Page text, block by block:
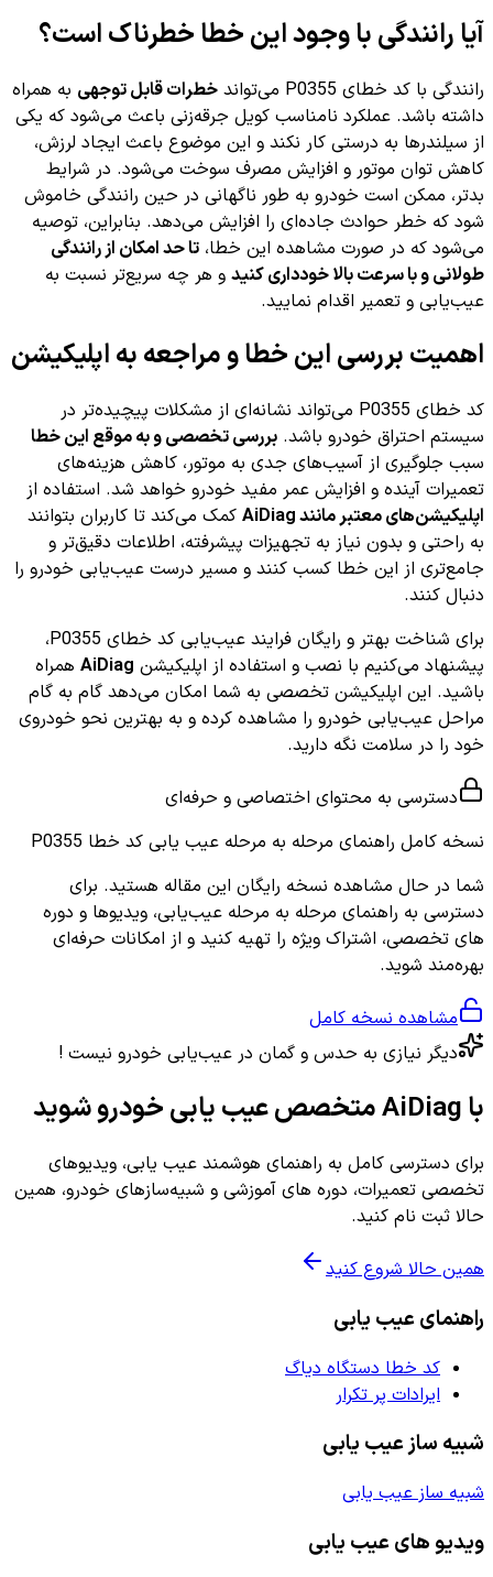
آیا رانندگی با وجود این خطا خطرناک است؟
رانندگی با کد خطای P0355 می‌تواند خطرات قابل توجهی به همراه
داشته باشد. عملکرد نامناسب کویل جرقه‌زنی باعث می‌شود که یکی
از سیلندرها به درستی کار نکند و این موضوع باعث ایجاد لرزش،
کاهش توان موتور و افزایش مصرف سوخت می‌شود. در شرایط
بدتر، ممکن است خودرو به طور ناگهانی در حین رانندگی خاموش
شود که خطر حوادث جاده‌ای را افزایش می‌دهد. بنابراین، توصیه
می‌شود که در صورت مشاهده این خطا، تا حد امکان از رانندگی
طولانی و با سرعت بالا خودداری کنید و هر چه سریع‌تر نسبت به
عیب‌یابی و تعمیر اقدام نمایید.
اهمیت بررسی این خطا و مراجعه به اپلیکیشن
کد خطای P0355 می‌تواند نشانه‌ای از مشکلات پیچیده‌تر در
سیستم احتراق خودرو باشد. بررسی تخصصی و به موقع این خطا
سبب جلوگیری از آسیب‌های جدی به موتور، کاهش هزینه‌های
تعمیرات آینده و افزایش عمر مفید خودرو خواهد شد. استفاده از
اپلیکیشن‌های معتبر مانند AiDiag
کمک می‌کند تا کاربران بتوانند
به راحتی و بدون نیاز به تجهیزات پیشرفته، اطلاعات دقیق‌تر و
جامع‌تری از این خطا کسب کنند و مسیر درست عیب‌یابی خودرو را
دنبال کنند.
برای شناخت بهتر و رایگان فرایند عیب‌یابی کد خطای P0355،
پیشنهاد می‌کنیم با نصب و استفاده از اپلیکیشن AiDiag همراه
باشید. این اپلیکیشن تخصصی به شما امکان می‌دهد گام به گام
مراحل عیب‌یابی خودرو را مشاهده کرده و به بهترین نحو خودروی
خود را در سلامت نگه دارید.
دسترسی به محتوای اختصاصی و حرفه‌ای
نسخه کامل راهنمای مرحله به مرحله عیب یابی کد خطا P0355
شما در حال مشاهده نسخه رایگان این مقاله هستید. برای
دسترسی به راهنمای مرحله به مرحله عیب‌یابی، ویدیوها و دوره
های تخصصی، اشتراک ویژه را تهیه کنید و از امکانات حرفه‌ای
بهره‌مند شوید.
مشاهده نسخه کامل
دیگر نیازی به حدس و گمان در عیب‌یابی خودرو نیست !
با AiDiag متخصص عیب یابی خودرو شوید
برای دسترسی کامل به راهنمای هوشمند عیب یابی، ویدیوهای
تخصصی تعمیرات، دوره های آموزشی و شبیه‌سازهای خودرو، همین
حالا ثبت نام کنید.
همین حالا شروع کنید
راهنمای عیب یابی
کد خطا دستگاه دیاگ
ایرادات پر تکرار
شبیه ساز عیب یابی
شبیه ساز عیب یابی
ویدیو های عیب یابی